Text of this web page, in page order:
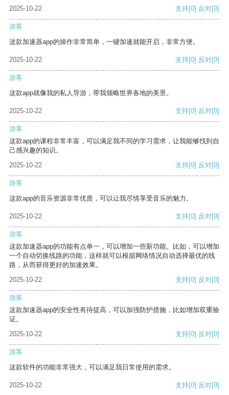
2025-10-22
支持[0] 反对[0]
游客
这款加速器app的操作非常简单，一键加速就能开启，非常方便。
2025-10-22 支持[0] 反对[0]
游客
这款app就像我的私人导游，带我领略世界各地的美景。
2025-10-22 支持[0] 反对[0]
游客
这款app的课程非常丰富，可以满足我不同的学习需求，让我能够找到自
己感兴趣的知识。
2025-10-22
支持[0] 反对[0]
游客
这款app的音乐资源非常优质，可以让我尽情享受音乐的魅力。
2025-10-22 支持[0] 反对[0]
游客
这款加速器app的功能有点单一，可以增加一些新功能。比如，可以增加
一个自动切换线路的功能，这样就可以根据网络情况自动选择最优的线
路，从而获得更好的加速效果。
2025-10-22
支持[0] 反对[0]
游客
这款加速器app的安全性有待提高，可以加强防护措施，比如增加双重验
证。
2025-10-22
支持[0] 反对[0]
游客
这款软件的功能非常强大，可以满足我日常使用的需求。
2025-10-22 支持[0] 反对[0]